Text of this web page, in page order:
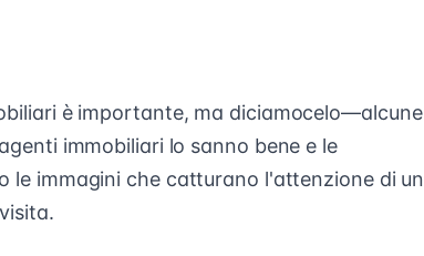
è importante, ma diciamocelo—alcune
immobiliari lo sanno bene e le
le immagini che catturano l'attenzione di un